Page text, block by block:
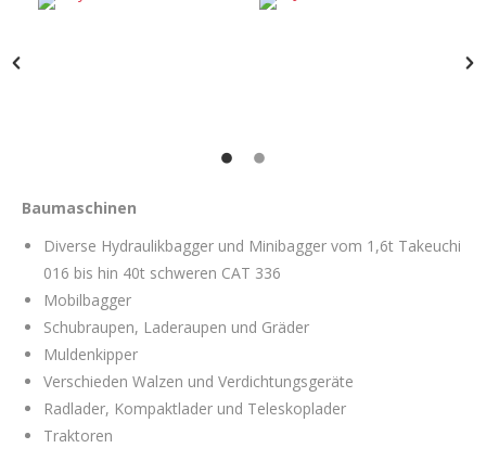
Baumaschinen
Diverse Hydraulikbagger und Minibagger vom 1,6t Takeuchi
016 bis hin 40t schweren CAT 336
Mobilbagger
Schubraupen, Laderaupen und Gräder
Muldenkipper
Verschieden Walzen und Verdichtungsgeräte
Radlader, Kompaktlader und Teleskoplader
Traktoren